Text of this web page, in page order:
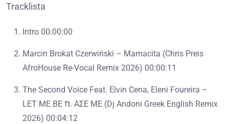
Tracklista
Intro 00:00:00
Marcin Brokat Czerwiński – Mamacita (Chris Preis
AfroHouse Re-Vocal Remix 2026) 00:00:11
The Second Voice Feat. Elvin Cena, Eleni Foureira –
LET ME BE ft. ΑΣΕ ΜΕ (Dj Andoni Greek English Remix
2026) 00:04:12